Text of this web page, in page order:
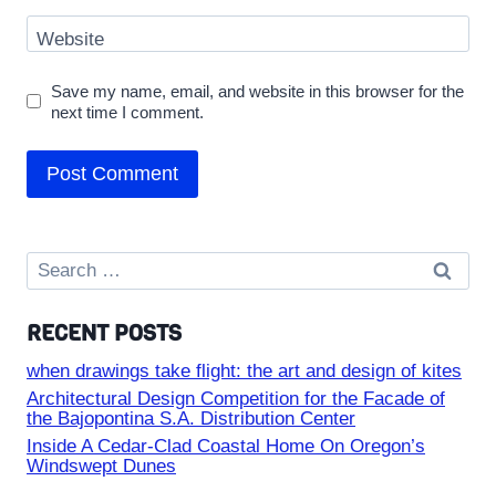
Website
Save my name, email, and website in this browser for the
next time I comment.
Search
for:
RECENT POSTS
when drawings take flight: the art and design of kites
Architectural Design Competition for the Facade of
the Bajopontina S.A. Distribution Center
Inside A Cedar-Clad Coastal Home On Oregon’s
Windswept Dunes